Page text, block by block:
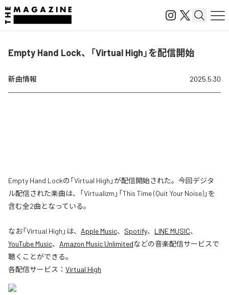
Empty Hand Lock、「Virtual High」を配信開始
新曲情報 2025.5.30
Empty Hand Lockの「Virtual High」が配信開始された。今回デジタ
ル配信された楽曲は、「Virtualizm」「This Time (Quit Your Noise)」を
含む全2曲となっている。
なお「Virtual High 」は、 Apple Music、 Spotify、 LINE MUSIC、
YouTube Music、 Amazon Music Unlimitedなどの音楽配信サービスで
聴くことができる。
各配信サービス： Virtual High